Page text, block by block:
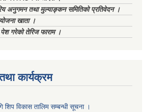
अनुगमन तथा मुल्याङ्कन समितिको प्रतिवेदन ।
खाता ।
पेश गरेको तेरिज फाराम ।
कार्यक्रम
शिप विकास तालिम सम्बन्धी सूचना ‌।